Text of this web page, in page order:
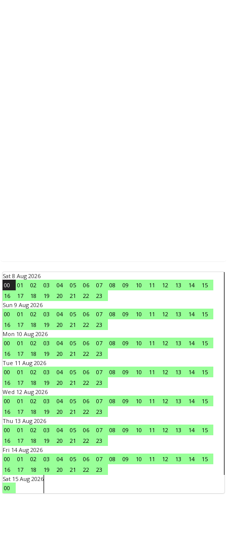
Sat 8 Aug 2026
00
01 02 03 04 05 06 07 08 09 10 11 12 13 14
15
16
17 18 19 20 21 22
23
Sun 9 Aug 2026
00
01 02 03 04 05 06 07 08 09 10 11 12 13 14
15
16
17 18 19 20 21 22
23
Mon 10 Aug 2026
00
01 02 03 04 05 06 07 08 09 10 11 12 13 14
15
16
17 18 19 20 21 22
23
Tue 11 Aug 2026
00
01 02 03 04 05 06 07 08 09 10 11 12 13 14
15
16
17 18 19 20 21 22
23
Wed 12 Aug 2026
00
01 02 03 04 05 06 07 08 09 10 11 12 13 14
15
16
17 18 19 20 21 22
23
Thu 13 Aug 2026
00
01 02 03 04 05 06 07 08 09 10 11 12 13 14
15
16
17 18 19 20 21 22
23
Fri 14 Aug 2026
00
01 02 03 04 05 06 07 08 09 10 11 12 13 14
15
16
17 18 19 20 21 22
23
Sat 15 Aug 2026
00